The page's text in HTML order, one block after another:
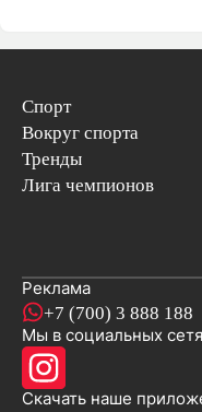
Спорт
Вокруг спорта
Тренды
Лига чемпионов
Реклама
+7 (700) 3 888 188
Мы в социальных
Скачать наше